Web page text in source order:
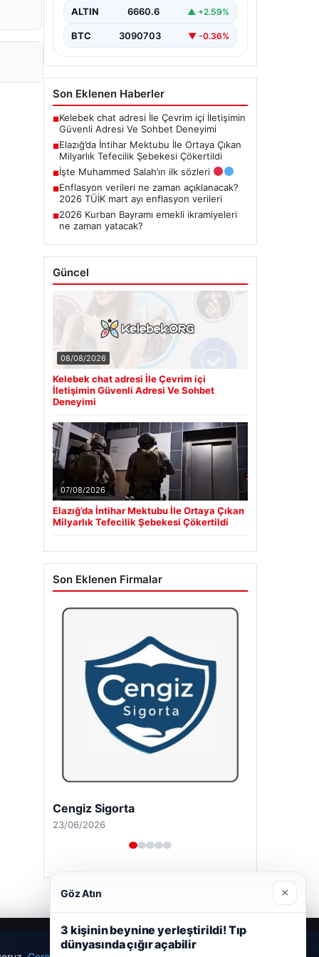
son veren bir…
ALTIN 6660.6 ▲ +2.59%
BTC 3090703 ▼ -0.36%
Son Eklenen Haberler
■Kelebek chat adresi İle Çevrim içi İletişimin
Güvenli Adresi Ve Sohbet Deneyimi
■Elazığ’da İntihar Mektubu İle Ortaya Çıkan
Milyarlık Tefecilik Şebekesi Çökertildi
■İşte Muhammed Salah’ın ilk sözleri
■Enflasyon verileri ne zaman açıklanacak?
2026 TÜİK mart ayı enflasyon verileri
■2026 Kurban Bayramı emekli ikramiyeleri
ne zaman yatacak?
Güncel
08/08/2026
Kelebek chat adresi İle Çevrim içi
İletişimin Güvenli Adresi Ve Sohbet
Deneyimi
07/08/2026
Elazığ’da İntihar Mektubu İle Ortaya Çıkan
Milyarlık Tefecilik Şebekesi Çökertildi
Son Eklenen Firmalar
Cengiz Sigorta
23/06/2026
Göz Atın ×
3 kişinin beynine yerleştirildi! Tıp
dünyasında çığır açabilir